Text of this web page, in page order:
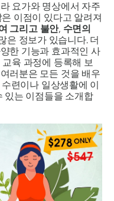
요가와 명상에서 자주
이점이 있다고 알려져
그리고 불안, 수면의
은 정보가 있습니다. 더
한 기능과 효과적인 사
육 과정에 등록해 보
러분은 모든 것을 배우
련이나 일상생활에 이
있는 이점들을 소개합